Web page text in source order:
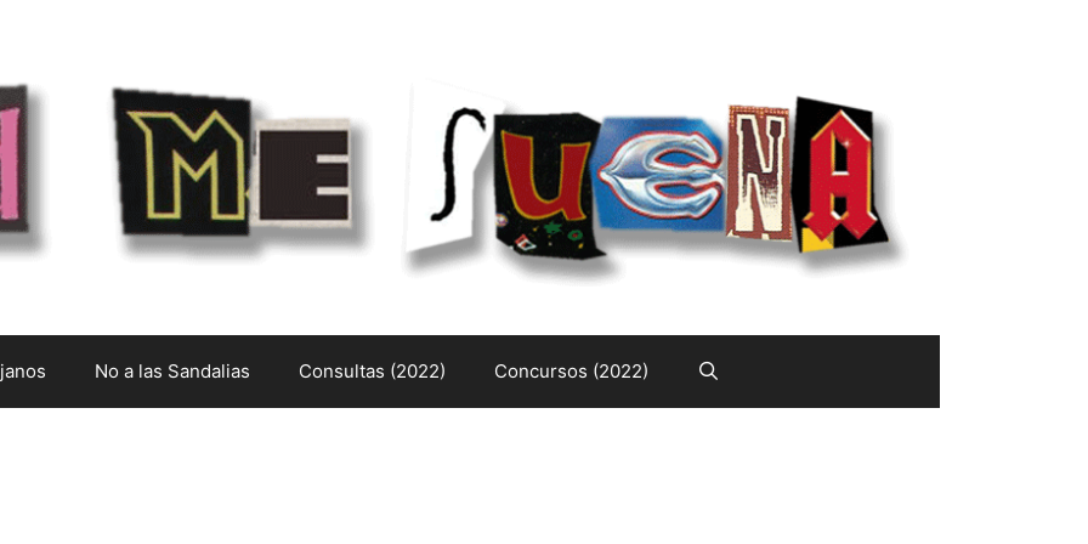
No a las Sandalias Consultas (2022) Concursos (2022)